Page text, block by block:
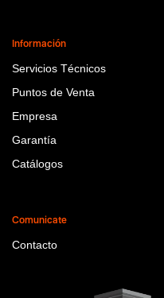
Información
Servicios Técnicos
Puntos de Venta
Empresa
Garantía
Catálogos
Comunicate
Contacto